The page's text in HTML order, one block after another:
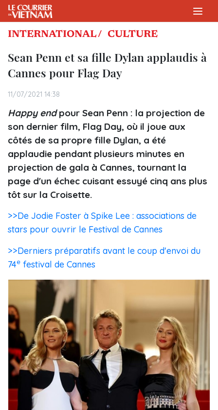
INTERNATIONAL / CULTURE
Sean Penn et sa fille Dylan applaudis à
Cannes pour Flag Day
11/07/2021 14:38
Happy endpour Sean Penn : la projection de
son dernier film, Flag Day, où il joue aux
côtés de sa propre fille Dylan, a été
applaudie pendant plusieurs minutes en
projection de gala à Cannes, tournant la
page d'un échec cuisant essuyé cinq ans plus
tôt sur la Croisette.
>>De Jodie Foster à Spike Lee : associations de
stars pour ouvrir le Festival de Cannes
>>Derniers préparatifs avant le coup d'envoi du
74e festival de Cannes